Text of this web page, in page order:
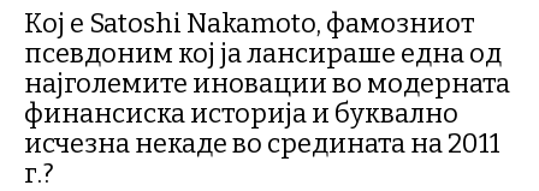
Кој е Satoshi Nakamoto, фамозниот
псевдоним кој ја лансираше една од
најголемите иновации во модерната
финансиска историја и буквално
исчезна некаде во средината на 2011
г.?